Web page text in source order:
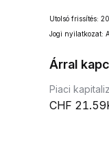
Utolsó frissítés:
Jogi nyilatkozat:
Árral
Piaci